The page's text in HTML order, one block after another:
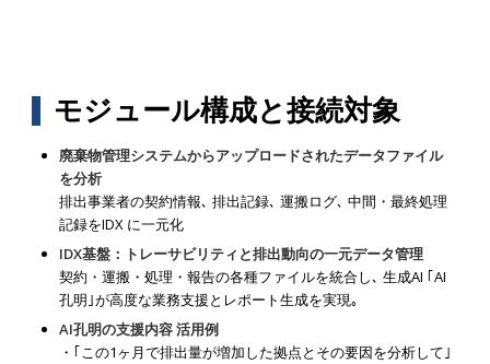
モジュール構成と接続対象
廃棄物管理システムからアップロードされたデータファイル
を分析
排出事業者の契約情報､ 排出記録､ 運搬ログ､ 中間・最終処理
記録をIDX に一元化
IDX基盤：トレーサビリティと排出動向の一元データ管理
契約・運搬・処理・報告の各種ファイルを統合し､ 生成AI ｢AI
孔明｣が高度な業務支援とレポート生成を実現｡
AI孔明の支援内容 活用例
・｢この1ヶ月で排出量が増加した拠点とその要因を分析して｣